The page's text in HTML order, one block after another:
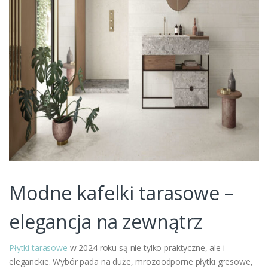
Modne kafelki tarasowe –
elegancja na zewnątrz
Płytki tarasowe w 2024 roku są nie tylko praktyczne, ale i
eleganckie. Wybór pada na duże, mrozoodporne płytki gresowe,